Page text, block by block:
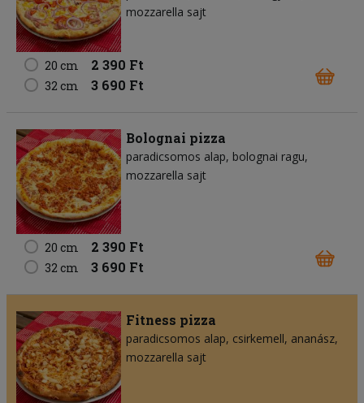
mozzarella sajt
20 cm 2 390 Ft
32 cm 3 690 Ft
Bolognai pizza
paradicsomos alap bolognai ragu
mozzarella sajt
20 cm 2 390 Ft
32 cm 3 690 Ft
Fitness pizza
paradicsomos alap csirkemell ananász
mozzarella sajt